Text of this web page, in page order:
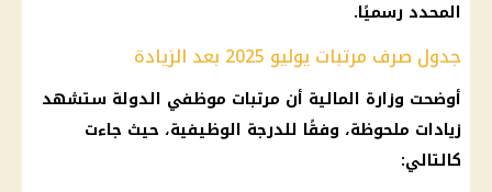
المحدد رسميًا.
جدول صرف مرتبات يوليو 2025 بعد الزيادة
أوضحت وزارة المالية أن مرتبات موظفي الدولة ستشهد
زيادات ملحوظة، وفقًا للدرجة الوظيفية، حيث جاءت
كالتالي: